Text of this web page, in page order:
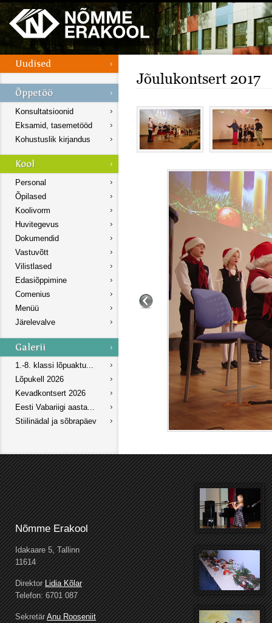
Konsultatsioonid
Eksamid, tasemetööd
Kohustuslik kirjandus
Personal
Õpilased
Koolivorm
Huvitegevus
Dokumendid
Vastuvõtt
Vilistlased
Edasiõppimine
Comenius
Menüü
Järelevalve
1.-8. klassi lõpuaktu...
Lõpukell 2026
Kevadkontsert 2026
Eesti Vabariigi aasta...
Stiilinädal ja sõbrapäev
Jõulukontsert 2017
Nõmme Erakool
Idakaare 5, Tallinn
11614
DirektorLidia Kõlar
Telefon: 6701 087
SekretärAnu Rooseniit